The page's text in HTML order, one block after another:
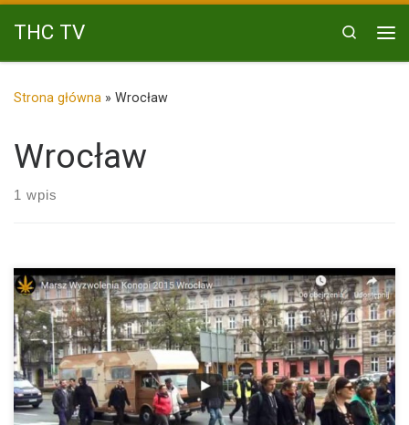
Przejdź do treści
THC TV
Search
Strona główna » Wrocław
Wrocław
1 wpis